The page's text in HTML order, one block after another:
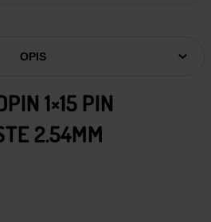
OPIS
1×15 PIN
2.54MM